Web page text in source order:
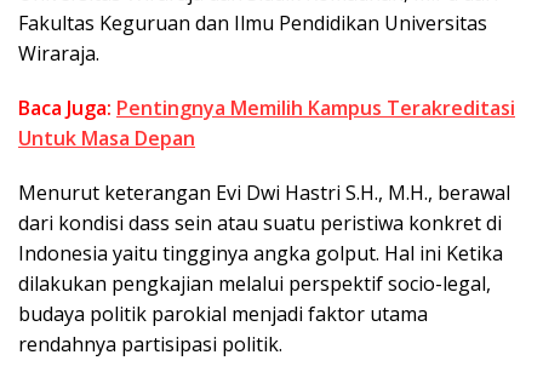
Fakultas Keguruan dan Ilmu Pendidikan Universitas
Wiraraja.
Baca Juga: Pentingnya Memilih Kampus Terakreditasi
Untuk Masa Depan
Menurut keterangan Evi Dwi Hastri S.H., M.H., berawal
dari kondisi dass sein atau suatu peristiwa konkret di
Indonesia yaitu tingginya angka golput. Hal ini Ketika
dilakukan pengkajian melalui perspektif socio-legal,
budaya politik parokial menjadi faktor utama
rendahnya partisipasi politik.